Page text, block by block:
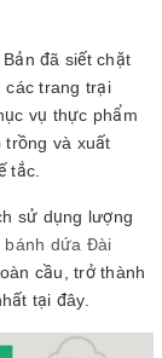
đã siết chặt
các trang trại
vụ thực phẩm
trồng và xuất
tắc.
sử dụng lượng
bánh dứa Đài
cầu, trở thành
tại đây.